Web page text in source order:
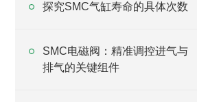
探究SMC气缸寿命的具体次数
SMC电磁阀：精准调控进气与
排气的关键组件